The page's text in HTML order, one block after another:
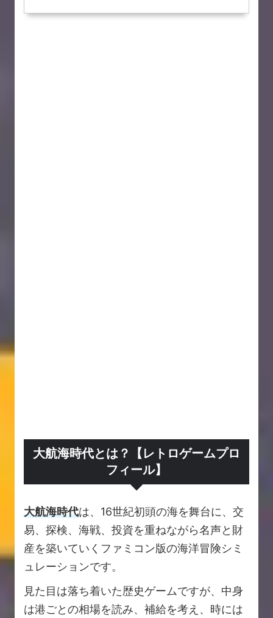
大航海時代とは？【レトロゲームプロ
フィール】
大航海時代は、16世紀初頭の海を舞台に、交
易、探検、海戦、投資を重ねながら名声と財
産を築いていくファミコン版の海洋冒険シミ
ュレーションです。
見た目は落ち着いた歴史ゲームですが、中身
は港ごとの相場を読み、補給を考え、時には